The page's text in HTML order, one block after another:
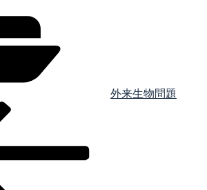
外来生物問題